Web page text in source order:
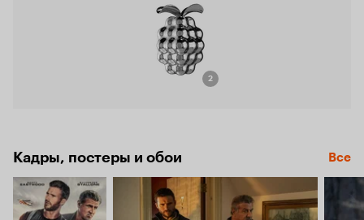
2
Кадры, постеры и обои Все